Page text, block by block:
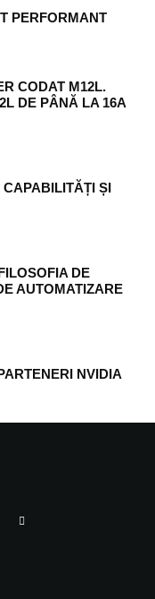
PERFORMANT
CODAT M12L.
DE PÂNĂ LA 16A
CAPABILITĂȚI ȘI
DE
AUTOMATIZARE
NVIDIA